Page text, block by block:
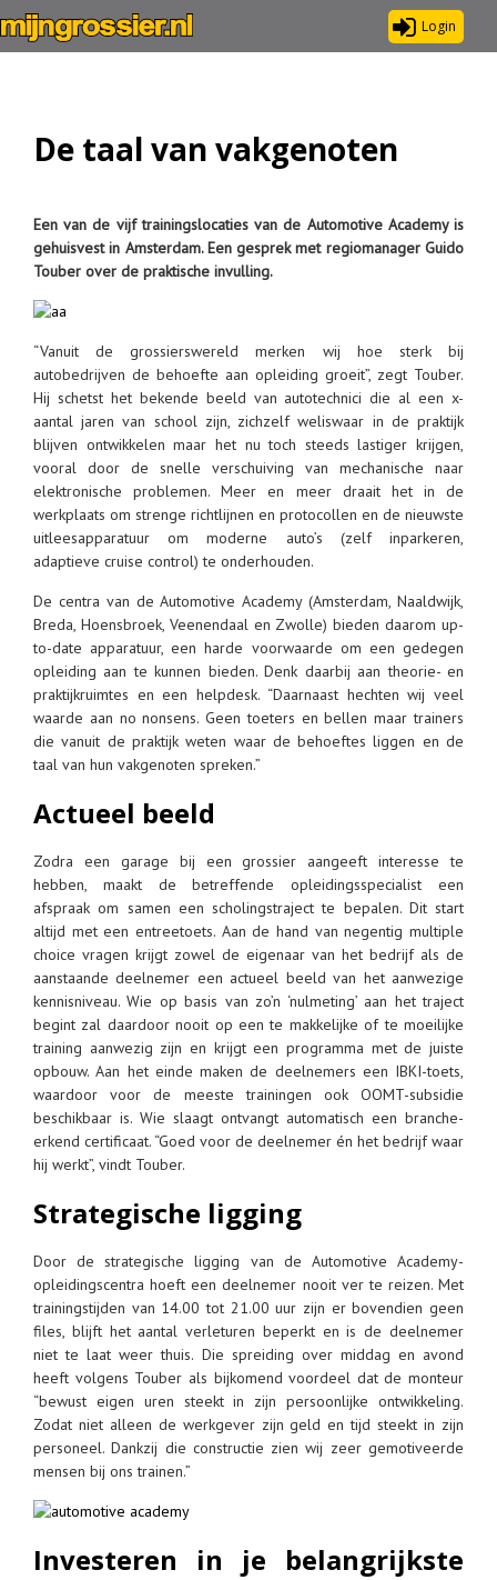
Login
De taal van vakgenoten
Een van de vijf trainingslocaties van de Automotive Academy is
gehuisvest in Amsterdam. Een gesprek met regiomanager Guido
Touber over de praktische invulling.
“Vanuit de grossierswereld merken wij hoe sterk bij
autobedrijven de behoefte aan opleiding groeit”, zegt Touber.
Hij schetst het bekende beeld van autotechnici die al een x-
aantal jaren van school zijn, zichzelf weliswaar in de praktijk
blijven ontwikkelen maar het nu toch steeds lastiger krijgen,
vooral door de snelle verschuiving van mechanische naar
elektronische problemen. Meer en meer draait het in de
werkplaats om strenge richtlijnen en protocollen en de nieuwste
uitleesapparatuur om moderne auto’s (zelf inparkeren,
adaptieve cruise control) te onderhouden.
De centra van de Automotive Academy (Amsterdam, Naaldwijk,
Breda, Hoensbroek, Veenendaal en Zwolle) bieden daarom up-
to-date apparatuur, een harde voorwaarde om een gedegen
opleiding aan te kunnen bieden. Denk daarbij aan theorie- en
praktijkruimtes en een helpdesk. “Daarnaast hechten wij veel
waarde aan no nonsens. Geen toeters en bellen maar trainers
die vanuit de praktijk weten waar de behoeftes liggen en de
taal van hun vakgenoten spreken.”
Actueel beeld
Zodra een garage bij een grossier aangeeft interesse te
hebben, maakt de betreffende opleidingsspecialist een
afspraak om samen een scholingstraject te bepalen. Dit start
altijd met een entreetoets. Aan de hand van negentig multiple
choice vragen krijgt zowel de eigenaar van het bedrijf als de
aanstaande deelnemer een actueel beeld van het aanwezige
kennisniveau. Wie op basis van zo’n ‘nulmeting’ aan het traject
begint zal daardoor nooit op een te makkelijke of te moeilijke
training aanwezig zijn en krijgt een programma met de juiste
opbouw. Aan het einde maken de deelnemers een IBKI-toets,
waardoor voor de meeste trainingen ook OOMT-subsidie
beschikbaar is. Wie slaagt ontvangt automatisch een branche-
erkend certificaat. “Goed voor de deelnemer én het bedrijf waar
hij werkt”, vindt Touber.
Strategische ligging
Door de strategische ligging van de Automotive Academy-
opleidingscentra hoeft een deelnemer nooit ver te reizen. Met
trainingstijden van 14.00 tot 21.00 uur zijn er bovendien geen
files, blijft het aantal verleturen beperkt en is de deelnemer
niet te laat weer thuis. Die spreiding over middag en avond
heeft volgens Touber als bijkomend voordeel dat de monteur
“bewust eigen uren steekt in zijn persoonlijke ontwikkeling.
Zodat niet alleen de werkgever zijn geld en tijd steekt in zijn
personeel. Dankzij die constructie zien wij zeer gemotiveerde
mensen bij ons trainen.”
Investeren in je belangrijkste